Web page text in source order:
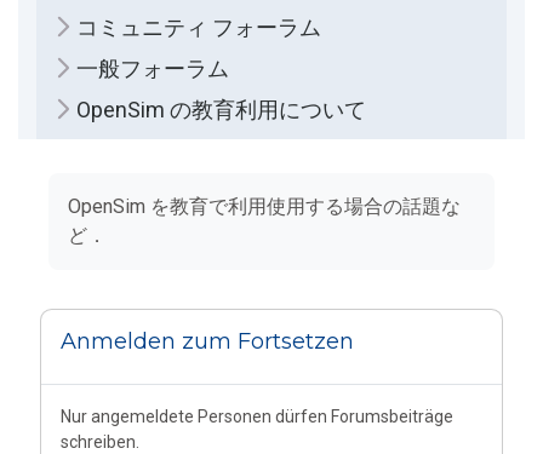
コミュニティ フォーラム
一般フォーラム
OpenSim の教育利用について
OpenSim を教育で利用使用する場合の話題な
ど．
Anmelden zum Fortsetzen
Nur angemeldete Personen dürfen Forumsbeiträge
schreiben.